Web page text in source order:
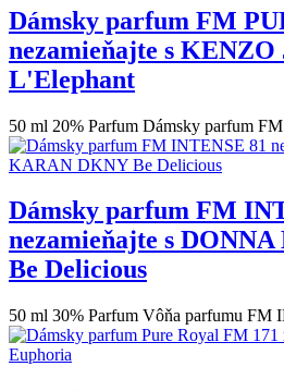
Dámsky parfum FM
nezamieňajte s KENZO
L'Elephant
50 ml 20% Parfum Dámsky parfum
Dámsky parfum FM
nezamieňajte s
Be Delicious
50 ml 30% Parfum Vôňa parfumu FM